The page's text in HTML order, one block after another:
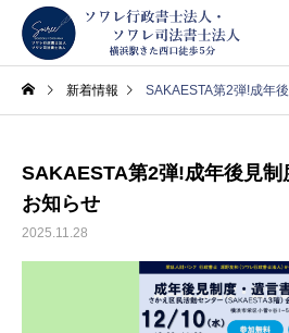
新着情報 SAKAESTA第2弾!成年後
SAKAESTA第2弾!成年後見制
お知らせ
2025.11.28